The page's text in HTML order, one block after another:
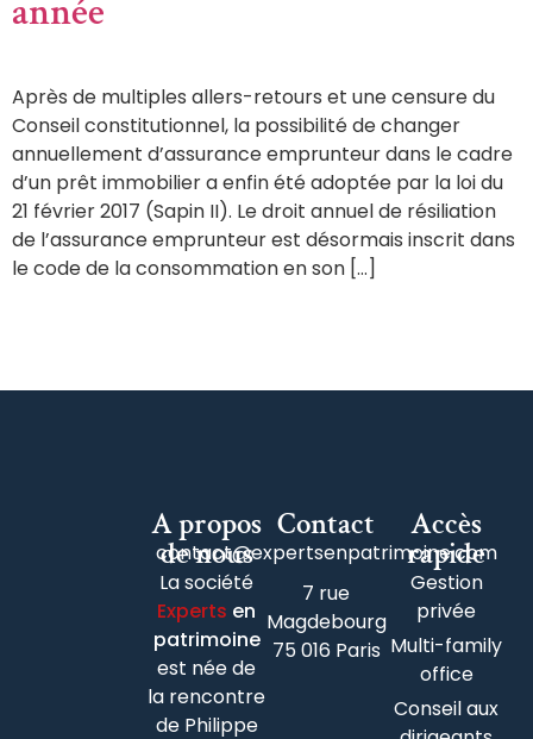
année
Après de multiples allers-retours et une censure du
Conseil constitutionnel, la possibilité de changer
annuellement d’assurance emprunteur dans le cadre
d’un prêt immobilier a enfin été adoptée par la loi du
21 février 2017 (Sapin II). Le droit annuel de résiliation
de l’assurance emprunteur est désormais inscrit dans
le code de la consommation en son […]
A propos
de nous
La société
Experts en
patrimoine
est née de
la rencontre
de Philippe
Contact
contact@expertsenpatrimoine.com
7 rue
Magdebourg
75 016 Paris
Accès
rapide
Gestion
privée
Multi-family
office
Conseil aux